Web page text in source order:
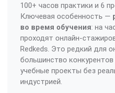
100+ часов практики и 6
Ключевая особенность —
во время обучения: на
проходят онлайн-
Redkeds. Это редкий для
большинство
учебные проекты без
индустрией.